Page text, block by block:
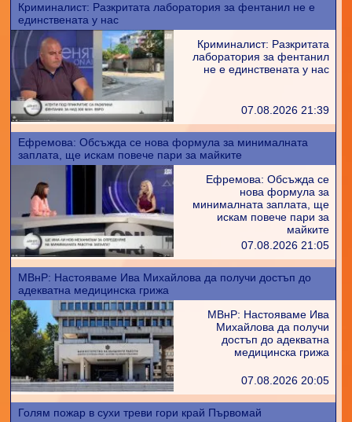
Криминалист: Разкритата лаборатория за фентанил не е
единствената у нас
Криминалист: Разкритата
лаборатория за фентанил
не е единствената у нас
07.08.2026 21:39
Ефремова: Обсъжда се нова формула за минималната
заплата, ще искам повече пари за майките
Ефремова: Обсъжда се
нова формула за
минималната заплата, ще
искам повече пари за
майките
07.08.2026 21:05
МВнР: Настояваме Ива Михайлова да получи достъп до
адекватна медицинска грижа
МВнР: Настояваме Ива
Михайлова да получи
достъп до адекватна
медицинска грижа
07.08.2026 20:05
Голям пожар в сухи треви гори край Първомай